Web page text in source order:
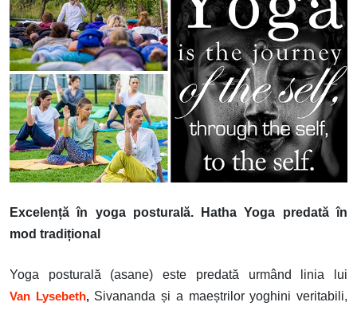
Excelență în yoga posturală. Hatha Yoga predată în
mod tradițional
Yoga posturală (asane) este predată urmând linia lui
Van Lysebeth, Sivananda și a maeștrilor yoghini veritabili,